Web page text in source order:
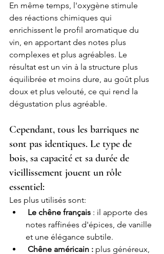
En même temps, l'oxygène stimule
des réactions chimiques qui
enrichissent le profil aromatique du
vin, en apportant des notes plus
complexes et plus agréables. Le
résultat est un vin à la structure plus
équilibrée et moins dure, au goût plus
doux et plus velouté, ce qui rend la
dégustation plus agréable.
Cependant, tous les barriques ne
sont pas identiques. Le type de
bois, sa capacité et sa durée de
vieillissement jouent un rôle
essentiel:
Les plus utilisés sont:
Le chêne français : il apporte des
notes raffinées d'épices, de vanille
et une élégance subtile.
Chêne américain : plus généreux,